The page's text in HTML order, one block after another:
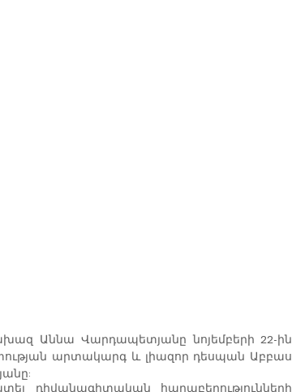
Աննա Վարդապետյանը նոյեմբերի 22-ին
արտակարգ և լիազոր դեսպան Աբբաս